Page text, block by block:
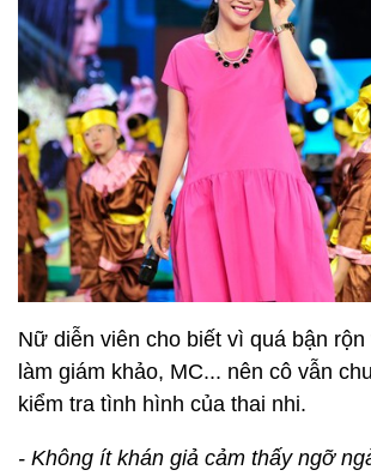
Nữ diễn viên cho biết vì quá bận
làm giám khảo, MC... nên cô vẫn
kiểm tra tình hình của thai nhi.
- Không ít khán giả cảm thấy ngỡ